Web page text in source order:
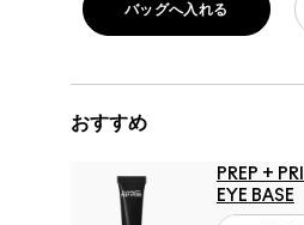
おすすめ
PREP +
EYE BASE
バッグへ入れる